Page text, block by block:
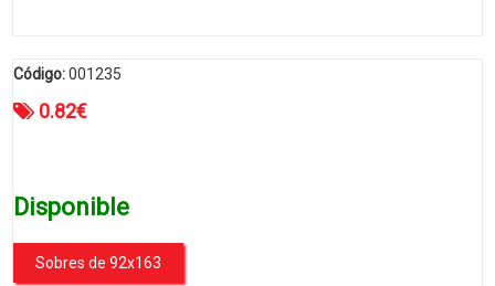
Código:001235
0.82€
Disponible
Sobres de 92x163